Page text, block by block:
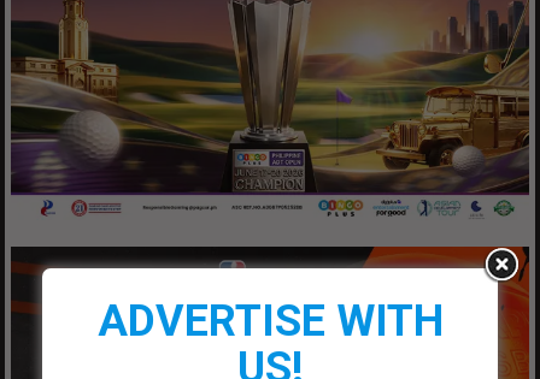
ADVERTISE WITH
US!